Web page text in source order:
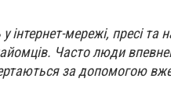
інтернет-мережі, пресі та
Часто люди
за допомогою